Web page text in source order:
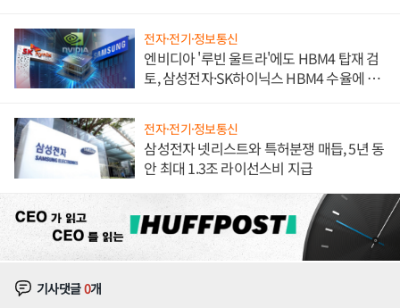
전자·전기·정보통신
엔비디아 '루빈 울트라'에도 HBM4 탑재 검
토, 삼성전자·SK하이닉스 HBM4 수율에 주
전자·전기·정보통신
삼성전자 넷리스트와 특허분쟁 매듭, 5년 동
안 최대 1.3조 라이선스비 지급
기사댓글0개